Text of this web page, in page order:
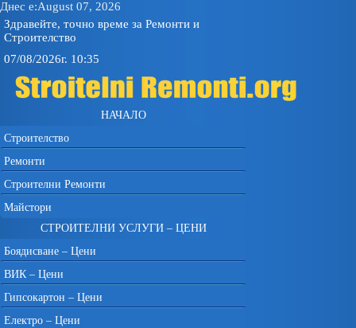
Днес е:August 07, 2026
Здравейте, точно време за Ремонти и
Строителство
07/08/2026г. 10:35
НАЧАЛО
Строителство
Ремонти
Строителни Ремонти
Майстори
СТРОИТЕЛНИ УСЛУГИ – ЦЕНИ
Боядисване – Цени
ВИК – Цени
Гипсокартон – Цени
Електро – Цени